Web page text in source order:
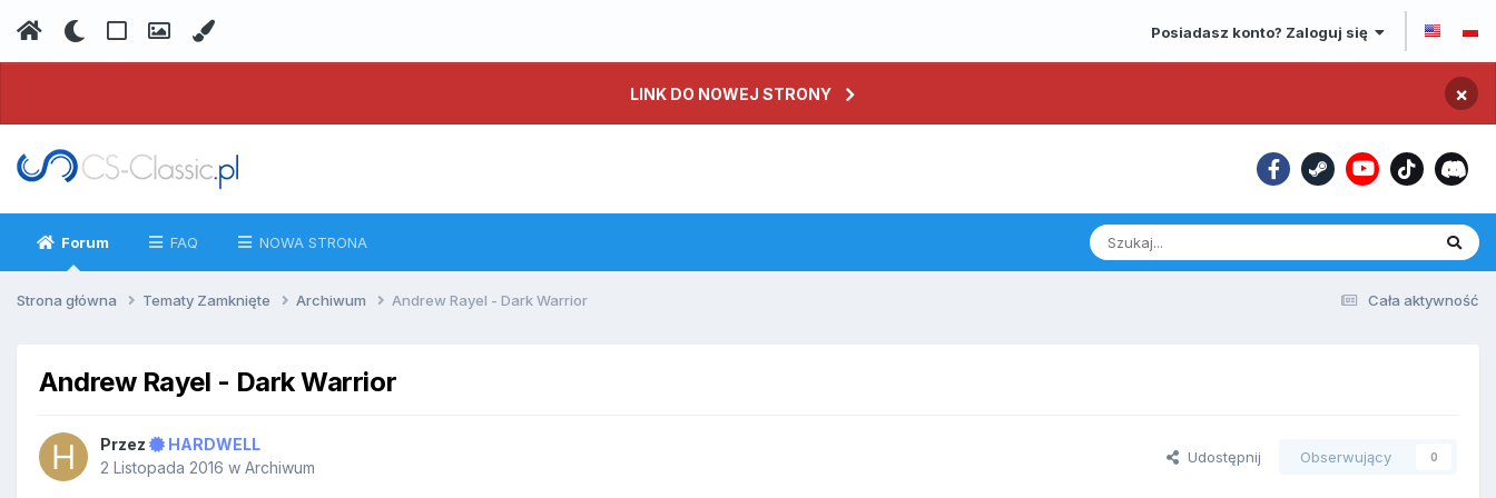
Posiadasz konto? Zaloguj się
LINK DO NOWEJ STRONY ×
Forum FAQ NOWA STRONA
Cała aktywność
Strona główna Tematy Zamknięte Archiwum Andrew Rayel - Dark Warrior
Andrew Rayel - Dark Warrior
Przez
HARDWELL
2 Listopada 2016 w Archiwum
Udostępnij Obserwujący 0